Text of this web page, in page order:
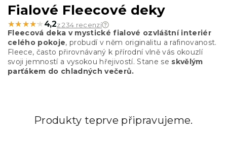
Fialové Fleecové deky
★★★★★
★★★★★ 4,2z 234 recenzí
Fleecová deka v mystické fialové ozvláštní interiér
celého pokoje, probudí v něm originalitu a rafinovanost.
Fleece, často přirovnávaný k přírodní vlně vás okouzlí
svoji jemností a vysokou hřejivostí. Stane se skvělým
parťákem do chladných večerů.
Produkty teprve připravujeme.